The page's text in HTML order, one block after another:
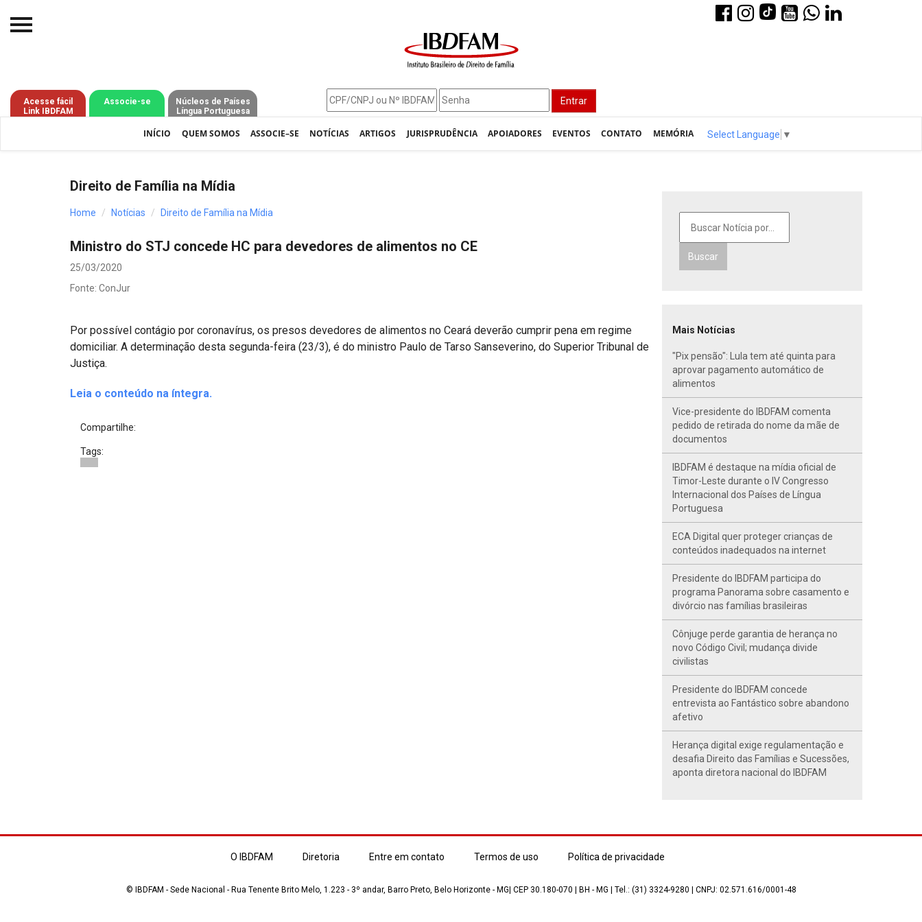
Entrar
Acesse fácil
Link IBDFAM
Associe-se
Núcleos de Países
Língua Portuguesa
INÍCIO QUEM SOMOS ASSOCIE–SE NOTÍCIAS ARTIGOS JURISPRUDÊNCIA APOIADORES EVENTOS CONTATO MEMÓRIA Select Language ▼
O IBDFAM
Notícias
Processos - IBDFAM
Alienação Parental
Encontre um Escritório
Direito de Família na Mídia
Home Notícias Direito de Família na Mídia
Ministro do STJ concede HC para devedores de alimentos no CE
25/03/2020
Fonte: ConJur
Por possível contágio por coronavírus, os presos devedores de alimentos no Ceará deverão cumprir pena em regime
domiciliar. A determinação desta segunda-feira (23/3), é do ministro Paulo de Tarso Sanseverino, do Superior Tribunal de
Justiça.
Leia o conteúdo na íntegra.
Compartilhe:
Tags:
Buscar
Mais Notícias
"Pix pensão": Lula tem até quinta para
aprovar pagamento automático de
alimentos
Vice-presidente do IBDFAM comenta
pedido de retirada do nome da mãe de
documentos
IBDFAM é destaque na mídia oficial de
Timor-Leste durante o IV Congresso
Internacional dos Países de Língua
Portuguesa
ECA Digital quer proteger crianças de
conteúdos inadequados na internet
Presidente do IBDFAM participa do
programa Panorama sobre casamento e
divórcio nas famílias brasileiras
Cônjuge perde garantia de herança no
novo Código Civil; mudança divide
civilistas
Presidente do IBDFAM concede
entrevista ao Fantástico sobre abandono
afetivo
Herança digital exige regulamentação e
desafia Direito das Famílias e Sucessões,
aponta diretora nacional do IBDFAM
O IBDFAM Diretoria Entre em contato Termos de uso Política de privacidade
© IBDFAM - Sede Nacional - Rua Tenente Brito Melo, 1.223 - 3º andar, Barro Preto, Belo Horizonte - MG| CEP 30.180-070 | BH - MG | Tel.: (31) 3324-9280 | CNPJ: 02.571.616/0001-48